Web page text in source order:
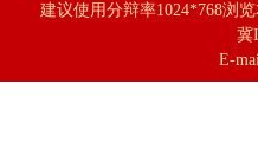
建议使用分辩率1024*768浏
冀
E-